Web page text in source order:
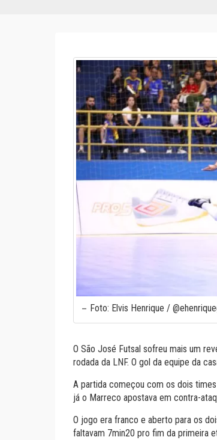
Foto: Elvis Henrique /
O São José Futsal sofreu mais um
rodada da LNF. O gol da equipe da
A partida começou com os dois
já o Marreco apostava em contra-
O jogo era franco e aberto para os
faltavam 7min20 pro fim da primeira